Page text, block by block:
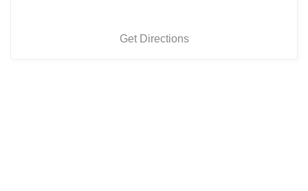
Get Directions